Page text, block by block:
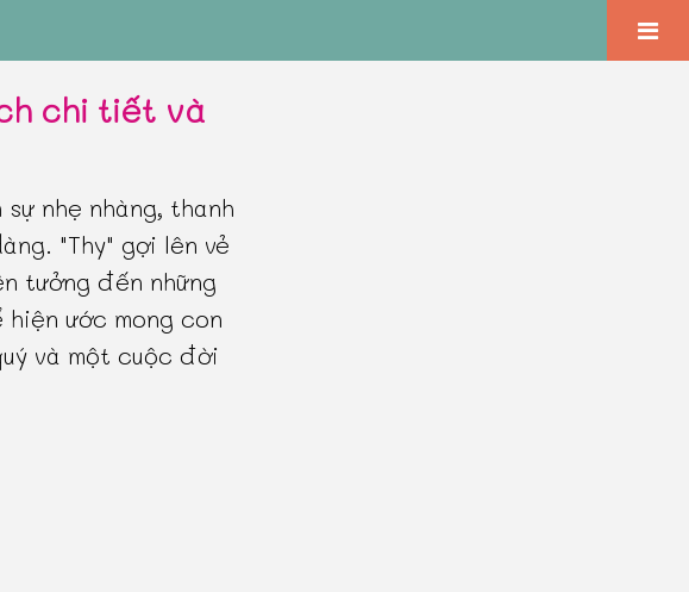
chi tiết và
nhẹ nhàng, thanh
"Thy" gợi lên vẻ
tưởng đến những
ước mong con
và một cuộc đời